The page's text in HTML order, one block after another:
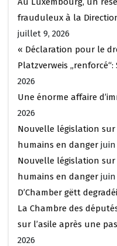
frauduleux à la
juillet 9, 2026
« Déclaration pour le
Platzverweis
2026
Une énorme affaire
2026
Nouvelle législation sur
humains en danger juin
Nouvelle législation sur
humains en danger juin
D’Chamber gëtt
La Chambre des
sur l’asile après une
2026